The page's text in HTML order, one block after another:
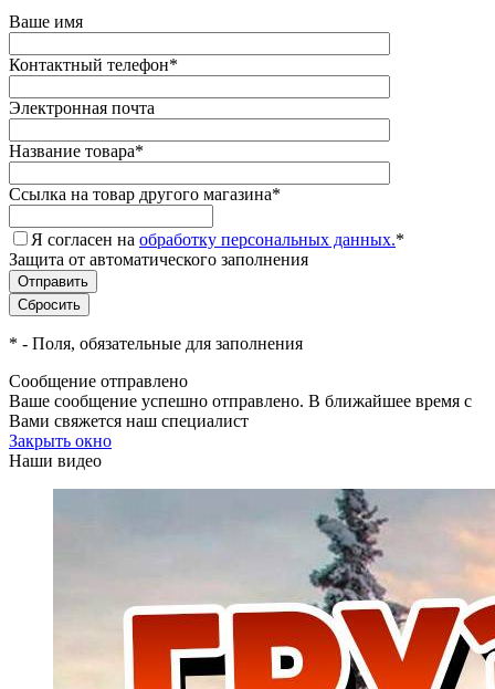
Ваше имя
Контактный телефон*
Электронная почта
Название товара*
Ссылка на товар другого магазина*
Я согласен на обработку персональных данных.*
Защита от автоматического заполнения
* - Поля, обязательные для заполнения
Сообщение отправлено
Ваше сообщение успешно отправлено. В ближайшее время с
Вами свяжется наш специалист
Закрыть окно
Наши видео